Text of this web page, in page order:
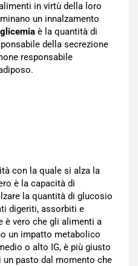
in virtù della loro
un innalzamento
è la quantità di
della secrezione
responsabile
con la quale si alza la
è la capacità di
la quantità di glucosio
digeriti, assorbiti e
è vero che gli alimenti a
un impatto metabolico
o alto IG, è più giusto
pasto dal momento che